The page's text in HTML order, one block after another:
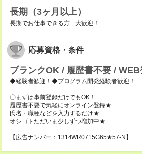
長期（3ヶ月以上）
長期でお仕事できる方、大歓迎！
応募資格・条件
ブランクOK / 履歴書不要 /
◆経験者歓迎！◆プログラム開発経験者歓迎！
〇まずは事前登録だけでもOK！
履歴書不要で気軽にオンライン登録★
氏名・職種などを入力するだけ★
オシゴトただいま少しずつ増加中★
【広告ナンバー：1314WR0715G65★57-N】